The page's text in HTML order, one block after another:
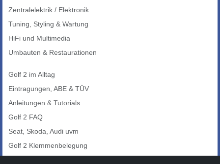
Zentralelektrik / Elektronik
Tuning, Styling & Wartung
HiFi und Multimedia
Umbauten & Restaurationen
Golf 2 im Alltag
Eintragungen, ABE & TÜV
Anleitungen & Tutorials
Golf 2 FAQ
Seat, Skoda, Audi uvm
Golf 2 Klemmenbelegung